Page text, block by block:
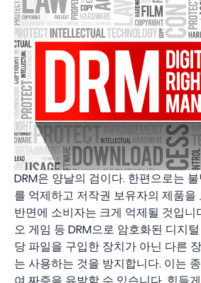
DRM은 양날의 검이다. 한편으로는
를 억제하고 저작권 보유자의 제품을
반면에 소비자는 크게 억제될 것입니
오 게임 등 DRM으로 암호화된 디지
당 파일을 구입한 장치가 아닌 다른
는 사용하는 것을 방지합니다. 이는